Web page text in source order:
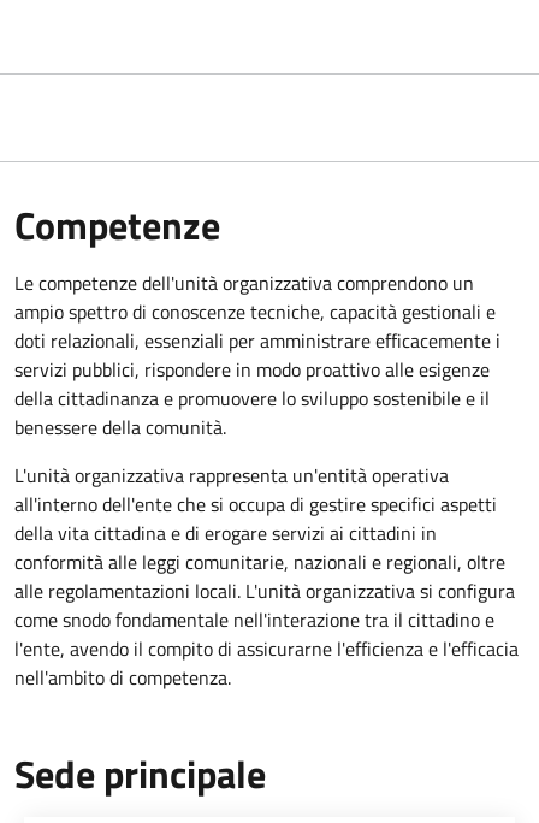
Competenze
Le competenze dell'unità organizzativa comprendono un
ampio spettro di conoscenze tecniche, capacità gestionali e
doti relazionali, essenziali per amministrare efficacemente i
servizi pubblici, rispondere in modo proattivo alle esigenze
della cittadinanza e promuovere lo sviluppo sostenibile e il
benessere della comunità.
L'unità organizzativa rappresenta un'entità operativa
all'interno dell'ente che si occupa di gestire specifici aspetti
della vita cittadina e di erogare servizi ai cittadini in
conformità alle leggi comunitarie, nazionali e regionali, oltre
alle regolamentazioni locali. L'unità organizzativa si configura
come snodo fondamentale nell'interazione tra il cittadino e
l'ente, avendo il compito di assicurarne l'efficienza e l'efficacia
nell'ambito di competenza.
Sede principale